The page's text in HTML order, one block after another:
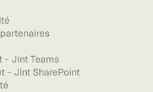
- Jint Teams
- Jint SharePoint